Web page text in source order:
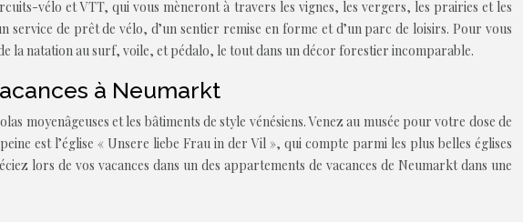
vélo et VTT, qui vous mèneront à travers les vignes, les vergers, les prairies et les
de prêt de vélo, d’un sentier remise en forme et d’un parc de loisirs. Pour vous
la natation au surf, voile, et pédalo, le tout dans un décor forestier incomparable.
à Neumarkt
moyenâgeuses et les bâtiments de style vénésiens. Venez au musée pour votre dose de
est l’église « Unsere liebe Frau in der Vil », qui compte parmi les plus belles églises
lors de vos vacances dans un des appartements de vacances de Neumarkt dans une